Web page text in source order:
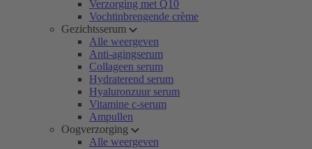
Verzorging met Q10
Vochtinbrengende crème
Gezichtsserum
Alle weergeven
Anti-agingserum
Collageen serum
Hydraterend serum
Hyaluronzuur serum
Vitamine c-serum
Ampullen
Oogverzorging
Alle weergeven